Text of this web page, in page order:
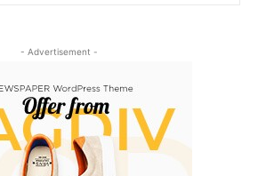
- Advertisement -